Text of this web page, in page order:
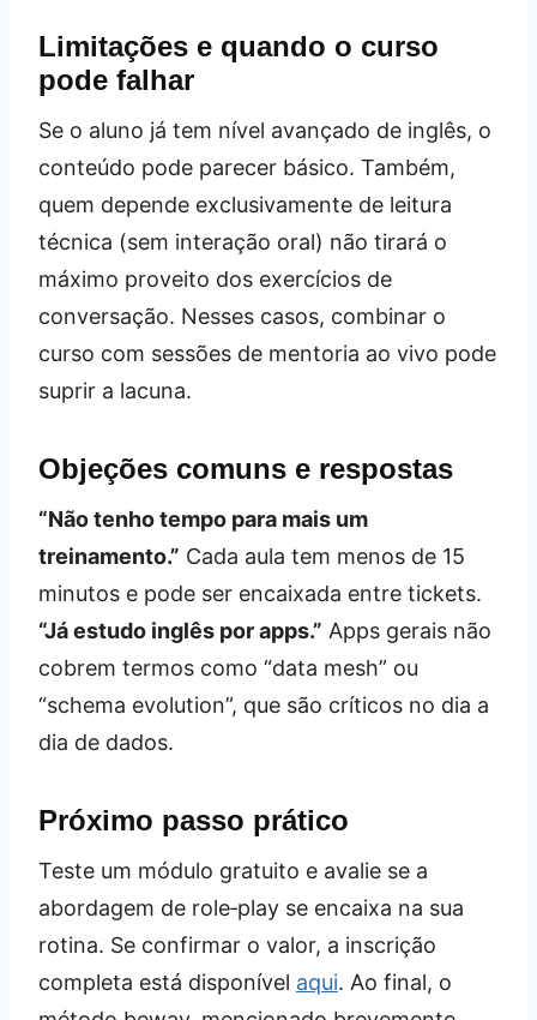
Limitações e quando o curso
pode falhar
Se o aluno já tem nível avançado de inglês, o
conteúdo pode parecer básico. Também,
quem depende exclusivamente de leitura
técnica (sem interação oral) não tirará o
máximo proveito dos exercícios de
conversação. Nesses casos, combinar o
curso com sessões de mentoria ao vivo pode
suprir a lacuna.
Objeções comuns e respostas
“Não tenho tempo para mais um
treinamento.” Cada aula tem menos de 15
minutos e pode ser encaixada entre tickets.
“Já estudo inglês por apps.” Apps gerais não
cobrem termos como “data mesh” ou
“schema evolution”, que são críticos no dia a
dia de dados.
Próximo passo prático
Teste um módulo gratuito e avalie se a
abordagem de role‑play se encaixa na sua
rotina. Se confirmar o valor, a inscrição
completa está disponível aqui. Ao final, o